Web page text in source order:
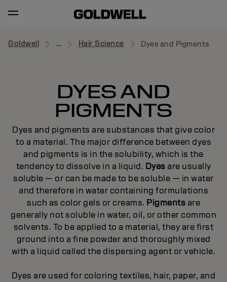
Goldwell ... Hair Science Dyes and Pigments
DYES AND
PIGMENTS
Dyes and pigments are substances that give color
to a material. The major difference between dyes
and pigments is in the solubility, which is the
tendency to dissolve in a liquid. Dyesare usually
soluble — or can be made to be soluble — in water
and therefore in water containing formulations
such as color gels or creams. Pigmentsare
generally not soluble in water, oil, or other common
solvents. To be applied to a material, they are first
ground into a fine powder and thoroughly mixed
with a liquid called the dispersing agent or vehicle.
Dyes are used for coloring textiles, hair, paper, and